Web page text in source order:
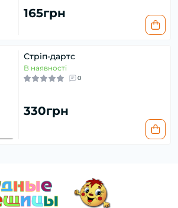
165грн
Стріп-дартс
В наявності
0
330грн